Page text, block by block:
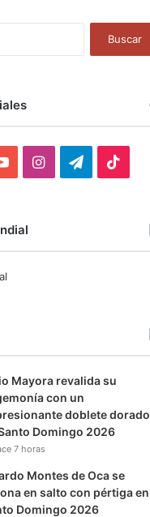
Y
u
e
I
r
a
m
T
a
m
Mayora revalida su
con un
doblete dorado
Domingo 2026
7 horas
Montes de Oca se
en salto con pértiga en
Domingo 2026